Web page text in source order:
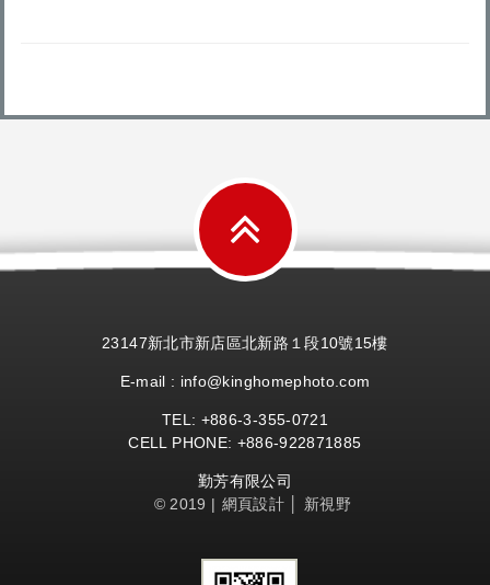
23147新北市新店區北新路１段10號15樓
E-mail : info@kinghomephoto.com
TEL: +886-3-355-0721
CELL PHONE: +886-922871885
勤芳有限公司
© 2019 | 網頁設計│ 新視野